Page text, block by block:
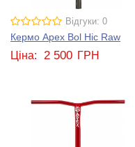
Відгуки: 0
Кермо Apex Bol Hic Raw
Ціна: 2 500 ГРН